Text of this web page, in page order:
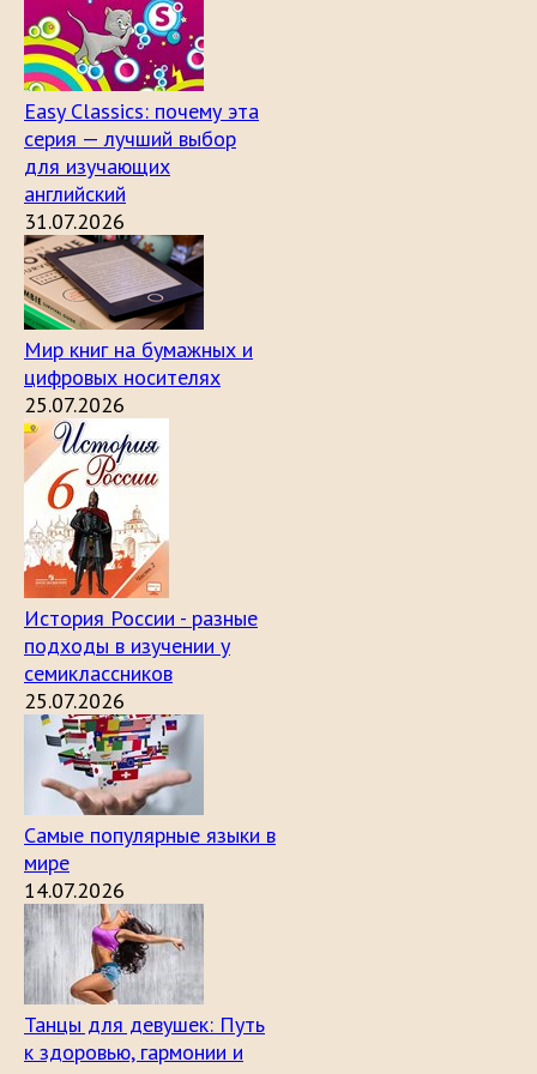
Easy Classics: почему эта
серия — лучший выбор
для изучающих
английский
31.07.2026
Мир книг на бумажных и
цифровых носителях
25.07.2026
История России - разные
подходы в изучении у
семиклассников
25.07.2026
Самые популярные языки в
мире
14.07.2026
Танцы для девушек: Путь
к здоровью, гармонии и